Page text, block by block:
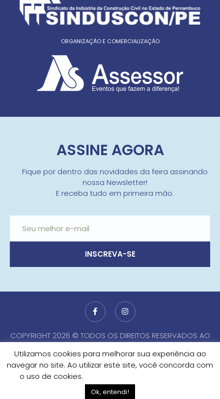
ORGANIZAÇÃO E COMERCIALIZAÇÃO
ASSINE AGORA
Fique por dentro das novidades da feira assinando
nossa Newsletter!
E receba tudo em primeira mão.
INSCREVA-SE
COPYRIGHT 2026 © TODOS OS DIREITOS RESERVADOS AO
Utilizamos cookies para melhorar sua experiência ao
navegar no site. Ao utilizar este site, você concorda com
o uso de cookies.
Ok, entendi!